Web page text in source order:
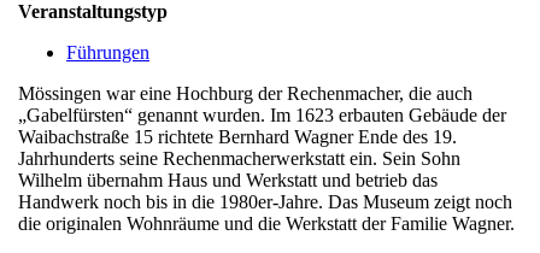
Veranstaltungstyp
Führungen
Mössingen war eine Hochburg der Rechenmacher, die auch
„Gabelfürsten“ genannt wurden. Im 1623 erbauten Gebäude der
Waibachstraße 15 richtete Bernhard Wagner Ende des 19.
Jahrhunderts seine Rechenmacherwerkstatt ein. Sein Sohn
Wilhelm übernahm Haus und Werkstatt und betrieb das
Handwerk noch bis in die 1980er-Jahre. Das Museum zeigt noch
die originalen Wohnräume und die Werkstatt der Familie Wagner.